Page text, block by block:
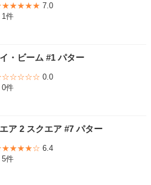
7.0
1件
・ビーム #1 パター
0.0
0件
ア 2 スクエア #7 パター
6.4
5件